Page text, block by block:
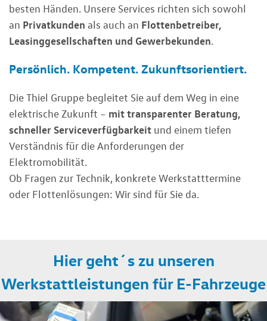
besten Händen. Unsere Services richten sich sowohl
an Privatkunden als auch an Flottenbetreiber,
Leasinggesellschaften und Gewerbekunden.
Persönlich. Kompetent. Zukunftsorientiert.
Die Thiel Gruppe begleitet Sie auf dem Weg in eine
elektrische Zukunft – mit transparenter Beratung,
schneller Serviceverfügbarkeit und einem tiefen
Verständnis für die Anforderungen der
Elektromobilität.
Ob Fragen zur Technik, konkrete Werkstatttermine
oder Flottenlösungen: Wir sind für Sie da.
Hier geht´s zu unseren
Werkstattleistungen für E-Fahrzeuge